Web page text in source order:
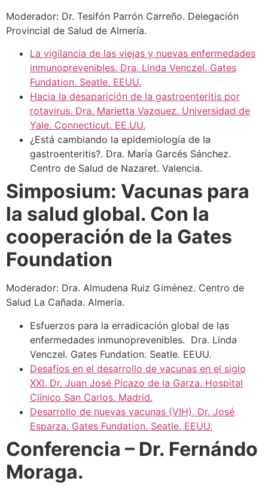
Moderador: Dr. Tesifón Parrón Carreño. Delegación
Provincial de Salud de Almería.
La vigilancia de las viejas y nuevas enfermedades
inmunoprevenibles. Dra. Linda Venczel. Gates
Fundation. Seatle. EEUU.
Hacia la desaparición de la gastroenteritis por
rotavirus. Dra. Marietta Vazquez. Universidad de
Yale. Connecticut. EE.UU.
¿Está cambiando la epidemiología de la
gastroenteritis?. Dra. María Garcés Sánchez.
Centro de Salud de Nazaret. Valencia.
Simposium: Vacunas para
la salud global. Con la
cooperación de la Gates
Foundation
Moderador: Dra. Almudena Ruiz Giménez. Centro de
Salud La Cañada. Almería.
Esfuerzos para la erradicación global de las
enfermedades inmunoprevenibles. Dra. Linda
Venczel. Gates Fundation. Seatle. EEUU.
Desafios en el desarrollo de vacunas en el siglo
XXI. Dr. Juan José Picazo de la Garza. Hospital
Clínico San Carlos. Madrid.
Desarrollo de nuevas vacunas (VIH). Dr. José
Esparza. Gates Fundation. Seatle. EEUU.
Conferencia – Dr. Fernándo
Moraga.